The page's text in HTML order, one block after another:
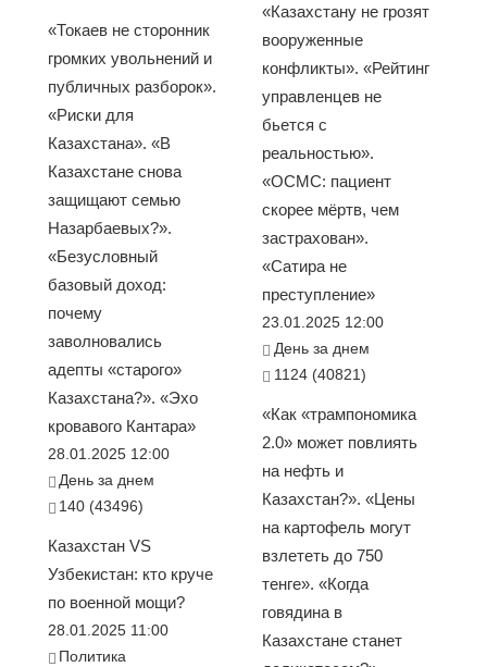
«Токаев не сторонник
громких увольнений и
публичных разборок».
«Риски для
Казахстана». «В
Казахстане снова
защищают семью
Назарбаевых?».
«Безусловный
базовый доход:
почему
заволновались
адепты «старого»
Казахстана?». «Эхо
кровавого Кантара»
28.01.2025 12:00
День за днем
140 (43496)
Казахстан VS
Узбекистан: кто круче
по военной мощи?
28.01.2025 11:00
Политика
«Казахстану не грозят
вооруженные
конфликты». «Рейтинг
управленцев не
бьется с
реальностью».
«ОСМС: пациент
скорее мёртв, чем
застрахован».
«Сатира не
преступление»
23.01.2025 12:00
День за днем
1124 (40821)
«Как «трампономика
2.0» может повлиять
на нефть и
Казахстан?». «Цены
на картофель могут
взлететь до 750
тенге». «Когда
говядина в
Казахстане станет